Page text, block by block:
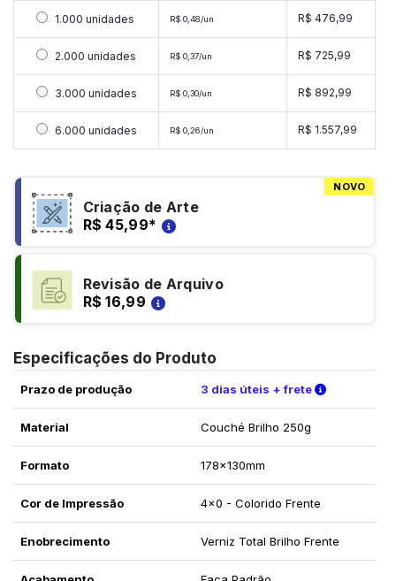
Selecionar 1000 unidades
1.000 unidades R$ 0,48/un R$ 476,99
Selecionar 2000 unidades
2.000 unidades R$ 0,37/un R$ 725,99
Selecionar 3000 unidades
3.000 unidades R$ 0,30/un R$ 892,99
Selecionar 6000 unidades
6.000 unidades R$ 0,26/un R$ 1.557,99
NOVO
Criação de Arte
R$ 45,99*
Revisão de Arquivo
R$ 16,99
Especificações do Produto
Prazo de produção 3 dias úteis + frete Verifique
Material Couché Brilho 250g
Formato 178x130mm
Cor de Impressão 4x0 - Colorido Frente
Enobrecimento Verniz Total Brilho Frente